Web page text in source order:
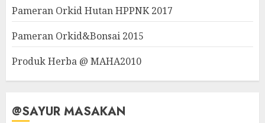
Pameran Orkid Hutan HPPNK 2017
Pameran Orkid&Bonsai 2015
Produk Herba @ MAHA2010
@SAYUR MASAKAN